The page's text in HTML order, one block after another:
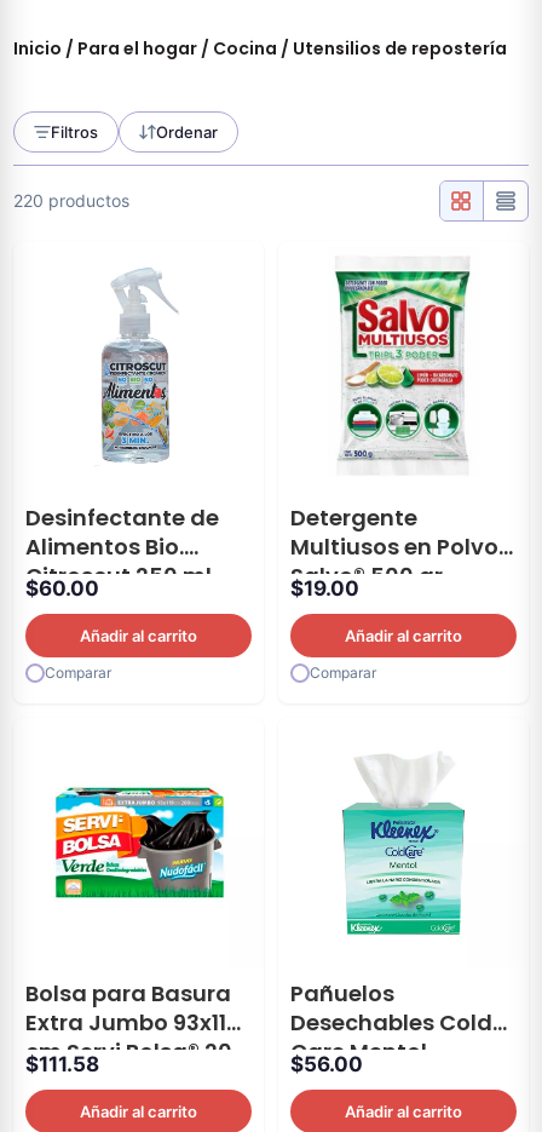
Inicio / Para el hogar / Cocina / Utensilios de repostería
Filtros Ordenar
220 productos
Desinfectante de
Alimentos Bio.
Citroscut 250 ml
$60.00
Añadir al carrito
Comparar
Detergente
Multiusos en Polvo
Salvo® 500 gr
$19.00
Añadir al carrito
Comparar
Bolsa para Basura
Extra Jumbo 93x119
cm Servi Bolsa® 20
Piezas
$111.58
Añadir al carrito
Pañuelos
Desechables Cold
Care Mentol
Kleenex® 80 Hojas
$56.00
Añadir al carrito